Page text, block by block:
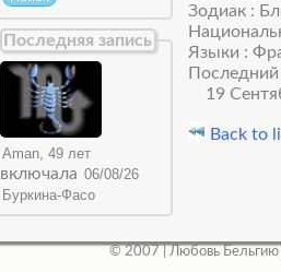
Последняя запись
включала
Зодиак :
Языки :
Последний
19
Back to
© 2007 | Любовь Бельгию